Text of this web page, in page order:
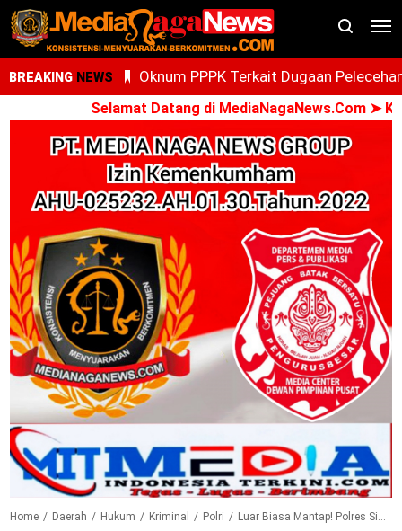
BREAKING NEWS
Oknum PPPK Terkait Dugaan
Anak Magang Di Kantor Kemenhaj
Kini Diperiksa Di Kanwil Kemenhaj
Sumut
Whisnu Legenda Bintang Yang Terus
Cemerlang
Selamat Datang di MediaNagaNews.Com ➤
Home / Daerah / Hukum / Kriminal / Polri / Luar Biasa Mantap! Polres Simalungun Dibawah Kepemimpinan AKBP Ronald Sipayung Juara 3 Pemberantasan Narkoba